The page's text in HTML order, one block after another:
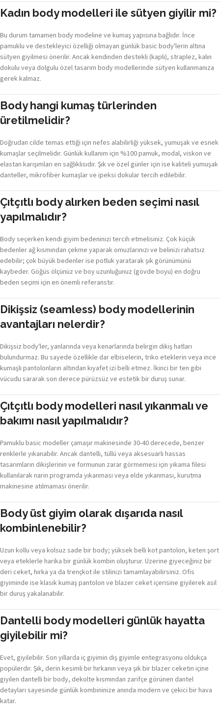
Kadın body modelleri ile sütyen giyilir mi?
Bu durum tamamen body modeline ve kumaş yapısına bağlıdır. İnce
pamuklu ve destekleyici özelliği olmayan günlük basic body'lerin altına
sütyen giyilmesi önerilir. Ancak kendinden destekli (kaplı), straplez, kalın
dokulu veya dolgulu özel tasarım body modellerinde sütyen kullanmanıza
gerek kalmaz.
Body hangi kumaş türlerinden
üretilmelidir?
Doğrudan cilde temas ettiği için nefes alabilirliği yüksek, yumuşak ve esnek
kumaşlar seçilmelidir. Günlük kullanım için %100 pamuk, modal, viskon ve
elastan karışımları en sağlıklısıdır. Şık ve özel günler için ise kaliteli yumuşak
danteller, mikrofiber kumaşlar ve ipeksi dokular tercih edilebilir.
Çıtçıtlı body alırken beden seçimi nasıl
yapılmalıdır?
Body seçerken kendi giyim bedeninizi tercih etmelisiniz. Çok küçük
bedenler ağ kısmından çekme yaparak omuzlarınızı ve belinizi rahatsız
edebilir; çok büyük bedenler ise potluk yaratarak şık görünümünü
kaybeder. Göğüs ölçünüz ve boy uzunluğunuz (gövde boyu) en doğru
beden seçimi için en önemli referanstır.
Dikişsiz (seamless) body modellerinin
avantajları nelerdir?
Dikişsiz body'ler, yanlarında veya kenarlarında belirgin dikiş hatları
bulundurmaz. Bu sayede özellikle dar elbiselerin, triko eteklerin veya ince
kumaşlı pantolonların altından kıyafet izi belli etmez. İkinci bir ten gibi
vücudu sararak son derece pürüzsüz ve estetik bir duruş sunar.
Çıtçıtlı body modelleri nasıl yıkanmalı ve
bakımı nasıl yapılmalıdır?
Pamuklu basic modeller çamaşır makinesinde 30-40 derecede, benzer
renklerle yıkanabilir. Ancak dantelli, tüllü veya aksesuarlı hassas
tasarımların dikişlerinin ve formunun zarar görmemesi için yıkama filesi
kullanılarak narin programda yıkanması veya elde yıkanması, kurutma
makinesine atılmaması önerilir.
Body üst giyim olarak dışarıda nasıl
kombinlenebilir?
Uzun kollu veya kolsuz sade bir body; yüksek belli kot pantolon, keten şort
veya eteklerle harika bir günlük kombin oluşturur. Üzerine giyeceğiniz bir
deri ceket, hırka ya da trençkot ile stilinizi tamamlayabilirsiniz. Ofis
giyiminde ise klasik kumaş pantolon ve blazer ceket içerisine giyilerek asil
bir duruş yakalanabilir.
Dantelli body modelleri günlük hayatta
giyilebilir mi?
Evet, giyilebilir. Son yıllarda iç giyimin dış giyimle entegrasyonu oldukça
popülerdir. Şık, derin kesimli bir hırkanın veya şık bir blazer ceketin içine
giyilen dantelli bir body, dekolte kısmından zarifçe görünen dantel
detayları sayesinde günlük kombininize anında modern ve çekici bir hava
katar.